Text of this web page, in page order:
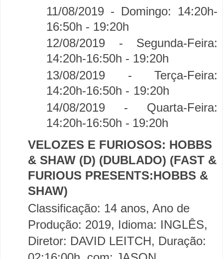
11/08/2019 - Domingo: 14:20h-
16:50h - 19:20h
12/08/2019 - Segunda-Feira:
14:20h-16:50h - 19:20h
13/08/2019 - Terça-Feira:
14:20h-16:50h - 19:20h
14/08/2019 - Quarta-Feira:
14:20h-16:50h - 19:20h
VELOZES E FURIOSOS: HOBBS
& SHAW (D) (DUBLADO) (FAST &
FURIOUS PRESENTS:HOBBS &
SHAW)
Classificação: 14 anos, Ano de
Produção: 2019, Idioma: INGLÊS,
Diretor: DAVID LEITCH, Duração: